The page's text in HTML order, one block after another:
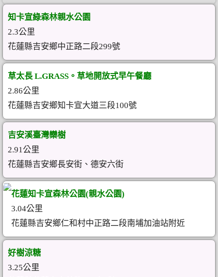
知卡宣綠森林親水公園
2.3公里
花蓮縣吉安鄉中正路二段299號
草太長 L.GRASS。草地開放式早午餐廳
2.86公里
花蓮縣吉安鄉知卡宣大道三段100號
吉安溪臺灣欒樹
2.91公里
花蓮縣吉安鄉長安街、德安六街
花蓮知卡宣森林公園(親水公園)
3.04公里
花蓮縣吉安鄉仁和村中正路二段南埔加油站附近
好樹涼糖
3.25公里